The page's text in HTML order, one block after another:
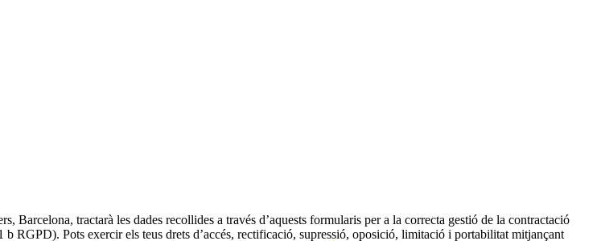
tractarà les dades recollides a través d’aquests formularis per a la correcta gestió de la contractació
RGPD). Pots exercir els teus drets d’accés, rectificació, supressió, oposició, limitació i portabilitat mitjançant